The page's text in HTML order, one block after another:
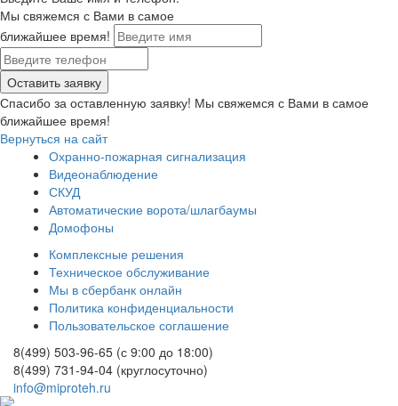
Мы свяжемся с Вами в самое
ближайшее время!
Спасибо за оставленную заявку! Мы свяжемся с Вами в самое
ближайшее время!
Вернуться на сайт
Охранно-пожарная сигнализация
Видеонаблюдение
СКУД
Автоматические ворота/шлагбаумы
Домофоны
Комплексные решения
Техническое обслуживание
Мы в сбербанк онлайн
Политика конфиденциальности
Пользовательское соглашение
8(499) 503-96-65 (с 9:00 до 18:00)
8(499) 731-94-04 (круглосуточно)
info@miproteh.ru